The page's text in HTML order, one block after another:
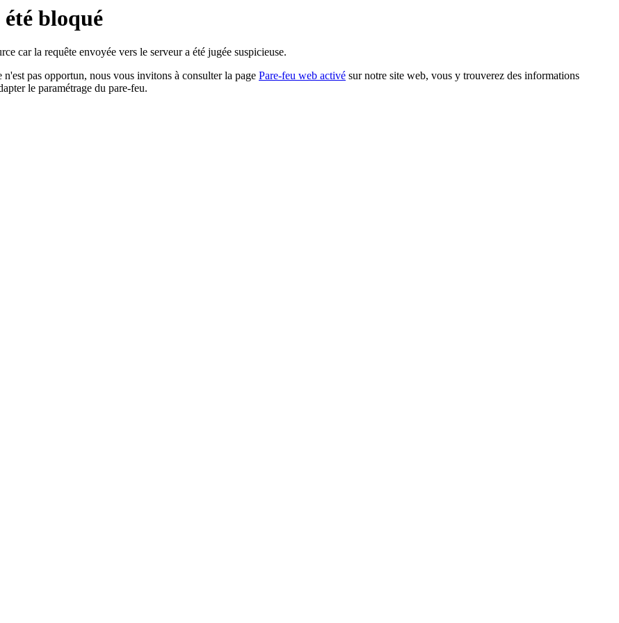
été bloqué
car la requête envoyée vers le serveur a été jugée suspicieuse.
pas opportun, nous vous invitons à consulter la page Pare-feu web activé sur notre site web, vous y trouverez des informations
le paramétrage du pare-feu.